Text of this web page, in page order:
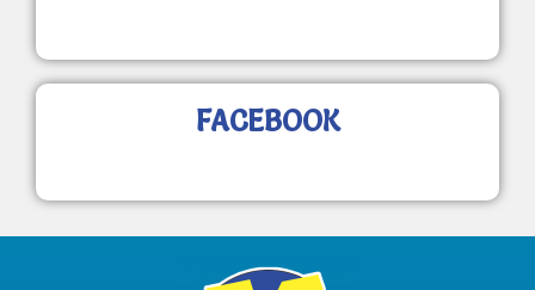
FACEBOOK